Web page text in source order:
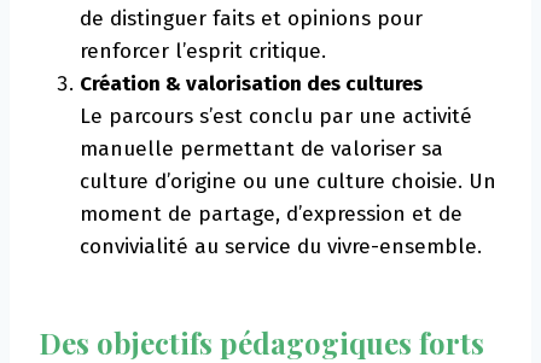
de distinguer faits et opinions pour
renforcer l’esprit critique.
Création & valorisation des cultures
Le parcours s’est conclu par une activité
manuelle permettant de valoriser sa
culture d’origine ou une culture choisie. Un
moment de partage, d’expression et de
convivialité au service du vivre-ensemble.
Des objectifs pédagogiques forts